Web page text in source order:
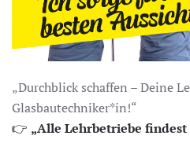
„Durchblick schaffen – Deine
Glasbautechniker*in!“
👉 „Alle Lehrbetriebe